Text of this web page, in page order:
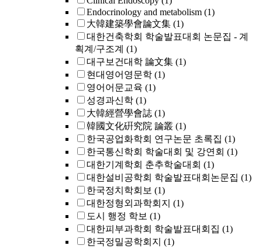
Endocrinology and metabolism (1)
大韓建築學會論文集 (1)
대한건축학회 학술발표대회 논문집 - 계
획계/구조계 (1)
대구보건대학 論文集 (1)
현대영어영문학 (1)
영어어문교육 (1)
성경과신학 (1)
大韓經營學會誌 (1)
韓國文化硏究院 論叢 (1)
한국공업화학회 연구논문 초록집 (1)
한국통신학회 학술대회 및 강연회 (1)
대한기계학회 춘추학술대회 (1)
대한설비공학회 학술발표대회논문집 (1)
한국정치학회보 (1)
대한정형외과학회지 (1)
도시 행정 학보 (1)
대한피부과학회 학술발표대회집 (1)
한국정밀공학회지 (1)